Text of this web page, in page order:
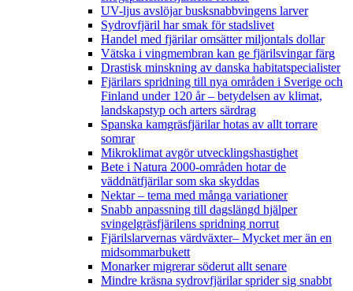
UV-ljus avslöjar busksnabbvingens larver
Sydrovfjäril har smak för stadslivet
Handel med fjärilar omsätter miljontals dollar
Vätska i vingmembran kan ge fjärilsvingar färg
Drastisk minskning av danska habitatspecialister
Fjärilars spridning till nya områden i Sverige och
Finland under 120 år– betydelsen av klimat,
landskapstyp och arters särdrag
Spanska kamgräsfjärilar hotas av allt torrare
somrar
Mikroklimat avgör utvecklingshastighet
Bete i Natura 2000-områden hotar de
väddnätfjärilar som ska skyddas
Nektar – tema med många variationer
Snabb anpassning till dagslängd hjälper
svingelgräsfjärilens spridning norrut
Fjärilslarvernas värdväxter– Mycket mer än en
midsommarbukett
Monarker migrerar söderut allt senare
Mindre kräsna sydrovfjärilar sprider sig snabbt